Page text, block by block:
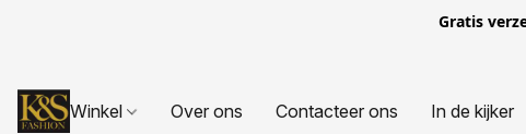
Gratis
Winkel Over ons Contacteer ons In de kijker